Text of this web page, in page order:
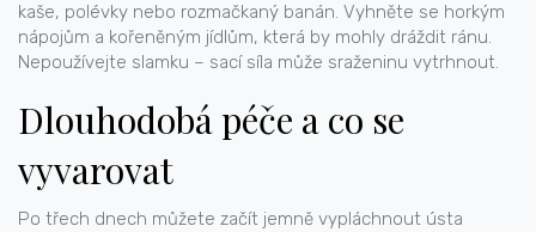
kaše, polévky nebo rozmačkaný banán. Vyhněte se horkým
nápojům a kořeněným jídlům, která by mohly dráždit ránu.
Nepoužívejte slamku – sací síla může sraženinu vytrhnout.
Dlouhodobá péče a co se
vyvarovat
Po třech dnech můžete začít jemně vypláchnout ústa